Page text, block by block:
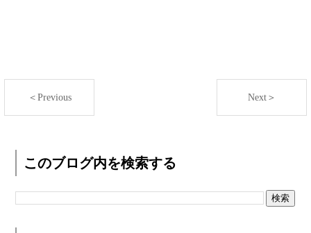
＜Previous Next＞
このブログ内を検索する